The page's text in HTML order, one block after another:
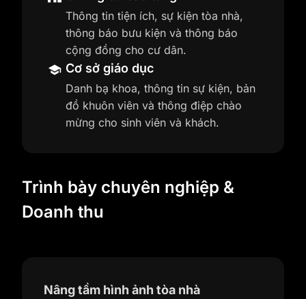
Thông tin tiện ích, sự kiện tòa nhà,
thông báo bưu kiện và thông báo
cộng đồng cho cư dân.
Cơ sở giáo dục
Danh bạ khoa, thông tin sự kiện, bản
đồ khuôn viên và thông điệp chào
mừng cho sinh viên và khách.
Trình bày chuyên nghiệp &
Doanh thu
Nâng tầm hình ảnh tòa nhà